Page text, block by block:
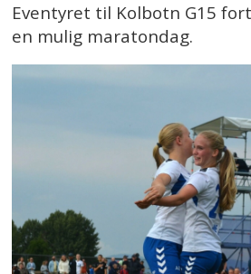
Eventyret til Kolbotn G15
en mulig maratondag.